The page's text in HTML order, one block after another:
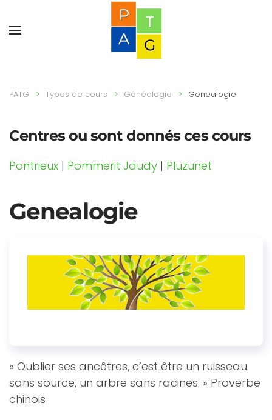
PATG Types de cours Généalogie Genealogie
Centres ou sont donnés ces cours
Pontrieux | Pommerit Jaudy | Pluzunet
Genealogie
« Oublier ses ancêtres, c’est être un ruisseau
sans source, un arbre sans racines. » Proverbe
chinois